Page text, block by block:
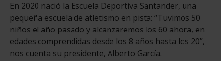
En 2020 nació la Escuela Deportiva Santander, una
pequeña escuela de atletismo en pista: “Tuvimos 50
niños el año pasado y alcanzaremos los 60 ahora, en
edades comprendidas desde los 8 años hasta los 20”,
nos cuenta su presidente, Alberto García.